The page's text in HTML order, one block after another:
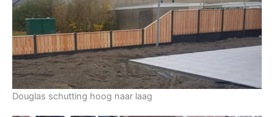
Douglas schutting hoog naar laag